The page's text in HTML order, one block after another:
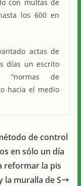
con multas de
los 600 en
actas de
días un escrito
“normas de
hacia el medio
de control
en sólo un día
reformar la pis
la muralla de S